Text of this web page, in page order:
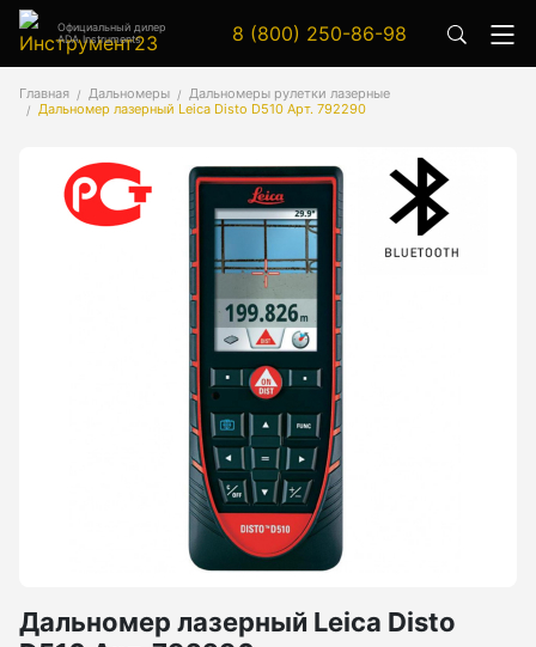
Официальный дилер
ADA Instruments
8 (800) 250-86-98
Главная Дальномеры
Дальномеры рулетки лазерные
Дальномер лазерный Leica Disto D510 Арт. 792290
Дальномер лазерный Leica Disto
Аксессуары
Аксессуары к геодезическим приборам
Генератор сигналов
Генератор сигналов специальной формы
Цифровой осциллограф
Бензиновые генераторы серии A
Бензиновые генераторы серии Lite